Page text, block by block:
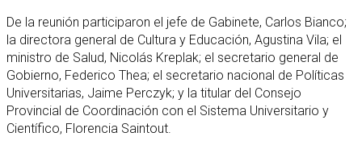
De la reunión participaron el jefe de Gabinete, Carlos Bianco;
la directora general de Cultura y Educación, Agustina Vila; el
ministro de Salud, Nicolás Kreplak; el secretario general de
Gobierno, Federico Thea; el secretario nacional de Políticas
Universitarias, Jaime Perczyk; y la titular del Consejo
Provincial de Coordinación con el Sistema Universitario y
Científico, Florencia Saintout.